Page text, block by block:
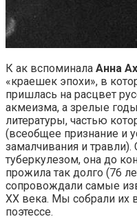
К ак вспоминала Анна
«краешек эпохи», в
пришлась на расцвет
акмеизма, а зрелые
литературы, частью
(всеобщее признание и
замалчивания и
туберкулезом, она до
прожила так долго (76
сопровождали самые
XX века. Мы собрали их
поэтессе.